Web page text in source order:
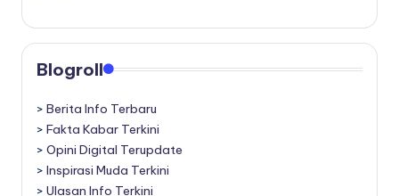
Blogroll
> Berita Info Terbaru
> Fakta Kabar Terkini
> Opini Digital Terupdate
> Inspirasi Muda Terkini
> Ulasan Info Terkini